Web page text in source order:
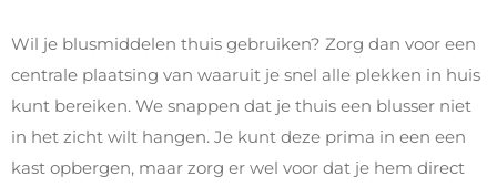
Wil je blusmiddelen thuis gebruiken? Zorg dan voor een
centrale plaatsing van waaruit je snel alle plekken in huis
kunt bereiken. We snappen dat je thuis een blusser niet
in het zicht wilt hangen. Je kunt deze prima in een een
kast opbergen, maar zorg er wel voor dat je hem direct